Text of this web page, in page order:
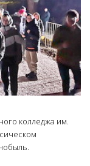
колледжа им.